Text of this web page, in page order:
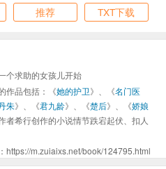
推荐 TXT下载
个求助的女孩儿开始
作品包括：《她的护卫》、《名门医
朱》、《君九龄》、《楚后》、《娇娘
者希行创作的小说情节跌宕起伏、扣人
https://m.zuiaixs.net/book/124795.html